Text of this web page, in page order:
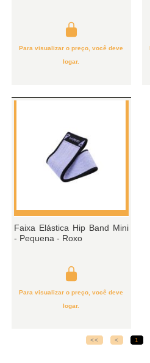
Para visualizar o preço, você deve
logar.
Faixa Elástica Hip Band Mini
- Pequena - Roxo
Para visualizar o preço, você deve
logar.
<< < 1